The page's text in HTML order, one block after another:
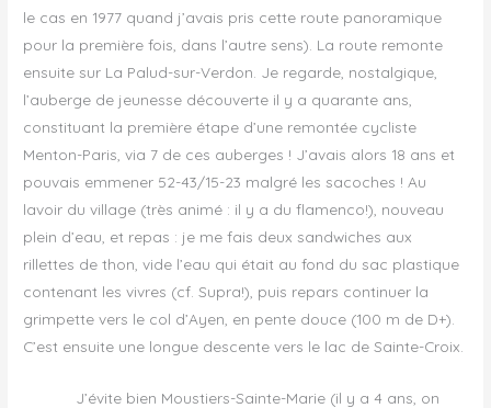
le cas en 1977 quand j’avais pris cette route panoramique
pour la première fois, dans l’autre sens). La route remonte
ensuite sur La Palud-sur-Verdon. Je regarde, nostalgique,
l’auberge de jeunesse découverte il y a quarante ans,
constituant la première étape d’une remontée cycliste
Menton-Paris, via 7 de ces auberges ! J’avais alors 18 ans et
pouvais emmener 52-43/15-23 malgré les sacoches ! Au
lavoir du village (très animé : il y a du flamenco!), nouveau
plein d’eau, et repas : je me fais deux sandwiches aux
rillettes de thon, vide l’eau qui était au fond du sac plastique
contenant les vivres (cf. Supra!), puis repars continuer la
grimpette vers le col d’Ayen, en pente douce (100 m de D+).
C’est ensuite une longue descente vers le lac de Sainte-Croix.
J’évite bien Moustiers-Sainte-Marie (il y a 4 ans, on